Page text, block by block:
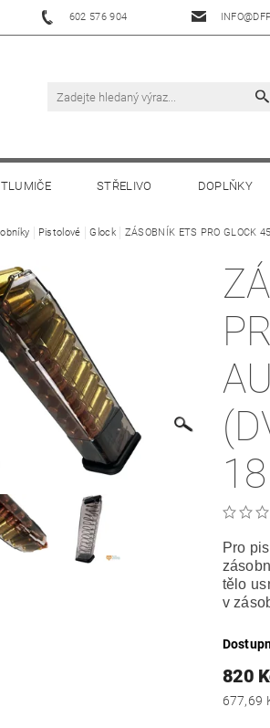
602 576 904
TLUMIČE STŘELIVO DOPLŇKY
Pistolové Glock ZÁSOBNÍK ETS PRO GLOCK
Pro
tělo
v
820